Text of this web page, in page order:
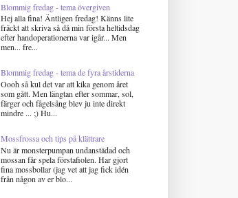
Blommig fredag - tema övergiven
Hej alla fina! Äntligen fredag! Känns lite
fräckt att skriva så då min första heltidsdag
efter handoperationerna var igår... Men
men... fre...
Blommig fredag - tema de fyra årstiderna
Oooh så kul det var att kika genom året
som gått. Men längtan efter sommar, sol,
färger och fågelsång blev ju inte direkt
mindre ... ;) Hu...
Mossfrossa och tips på klättrare
Nu är monsterpumpan undanstädad och
mossan får spela förstafiolen. Har gjort
fina mossbollar (jag vet att jag fick idén
från någon av er blo...